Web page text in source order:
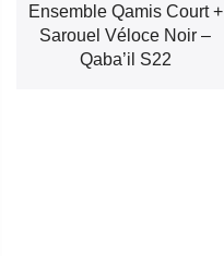
Ensemble Qamis Court +
Sarouel Véloce Noir –
Qaba’il S22